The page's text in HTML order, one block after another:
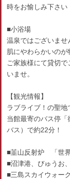
時をお愉しみ下さい
■小浴場
温泉ではございませ
肌にやわらかいのが
ご家族様にて貸切
いませ。
【観光情報】
ラブライブ！の聖
当館最寄のバス停
バス）で約22分！
■韮山反射炉 「世
■沼津港、びゅうお
■三島スカイウォー